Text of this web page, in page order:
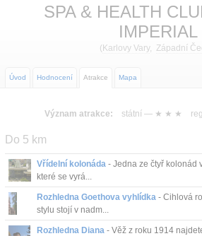
Atrakce
O nás
Kontakt
SPA & HEALTH
IMPERIAL
( Karlovy Vary, Západní
Úvod Hodnocení Atrakce Mapa
Význam atrakce: státní — ★ ★ ★
Do 5 km
Vřídelní kolonáda - Jedna ze čtyř kolonád
které se vyrá...
Rozhledna Goethova vyhlídka - Cihlová
stylu stojí v nadm...
Rozhledna Diana - Věž z roku 1914